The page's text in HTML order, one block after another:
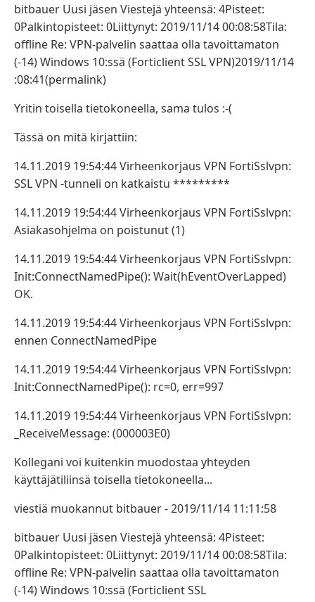
bitbauer Uusi jäsen Viestejä yhteensä: 4Pisteet:
0Palkintopisteet: 0Liittynyt: 2019/11/14 00:08:58Tila:
offline Re: VPN-palvelin saattaa olla tavoittamaton
(-14) Windows 10:ssä (Forticlient SSL VPN)2019/11/14
:08:41(permalink)
Yritin toisella tietokoneella, sama tulos :-(
Tässä on mitä kirjattiin:
14.11.2019 19:54:44 Virheenkorjaus VPN FortiSslvpn:
SSL VPN -tunneli on katkaistu *********
14.11.2019 19:54:44 Virheenkorjaus VPN FortiSslvpn:
Asiakasohjelma on poistunut (1)
14.11.2019 19:54:44 Virheenkorjaus VPN FortiSslvpn:
Init:ConnectNamedPipe(): Wait(hEventOverLapped)
OK.
14.11.2019 19:54:44 Virheenkorjaus VPN FortiSslvpn:
ennen ConnectNamedPipe
14.11.2019 19:54:44 Virheenkorjaus VPN FortiSslvpn:
Init:ConnectNamedPipe(): rc=0, err=997
14.11.2019 19:54:44 Virheenkorjaus VPN FortiSslvpn:
_ReceiveMessage: (000003E0)
Kollegani voi kuitenkin muodostaa yhteyden
käyttäjätiliinsä toisella tietokoneella...
viestiä muokannut bitbauer - 2019/11/14 11:11:58
bitbauer Uusi jäsen Viestejä yhteensä: 4Pisteet:
0Palkintopisteet: 0Liittynyt: 2019/11/14 00:08:58Tila:
offline Re: VPN-palvelin saattaa olla tavoittamaton
(-14) Windows 10:ssä (Forticlient SSL